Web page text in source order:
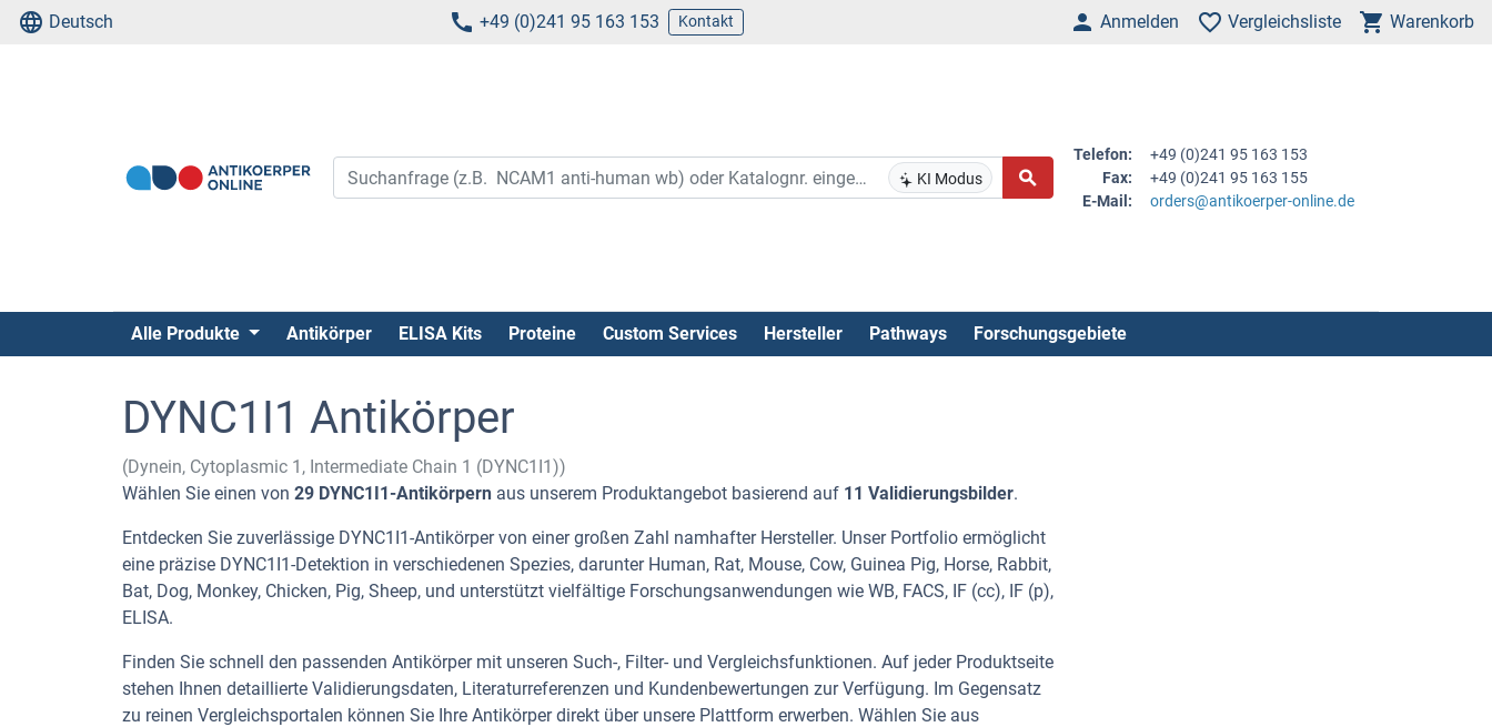
Deutsch +49 (0)241 95 163 153 Kontakt Anmelden Vergleichsliste Warenkorb
KI Modus
Telefon:
+49 (0)241 95 163 153
Fax:
+49 (0)241 95 163 155
E-Mail:
orders@antikoerper-online.de
Alle Produkte Antikörper ELISA Kits Proteine Custom Services Hersteller Pathways Forschungsgebiete
DYNC1I1 Antikörper
(Dynein, Cytoplasmic 1, Intermediate Chain 1 (DYNC1I1))
Wählen Sie einen von 29 DYNC1I1-Antikörpern aus unserem Produktangebot basierend auf 11 Validierungsbilder.
Entdecken Sie zuverlässige DYNC1I1-Antikörper von einer großen Zahl namhafter Hersteller. Unser Portfolio ermöglicht
eine präzise DYNC1I1-Detektion in verschiedenen Spezies, darunter Human, Rat, Mouse, Cow, Guinea Pig, Horse, Rabbit,
Bat, Dog, Monkey, Chicken, Pig, Sheep, und unterstützt vielfältige Forschungsanwendungen wie WB, FACS, IF (cc), IF (p),
ELISA.
Finden Sie schnell den passenden Antikörper mit unseren Such-, Filter- und Vergleichsfunktionen. Auf jeder Produktseite
stehen Ihnen detaillierte Validierungsdaten, Literaturreferenzen und Kundenbewertungen zur Verfügung. Im Gegensatz
zu reinen Vergleichsportalen können Sie Ihre Antikörper direkt über unsere Plattform erwerben. Wählen Sie aus